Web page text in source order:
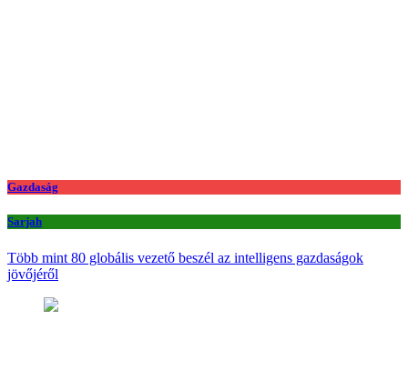
Gazdaság
Sarjah
Több mint 80 globális vezető beszél az intelligens gazdaságok
jövőjéről